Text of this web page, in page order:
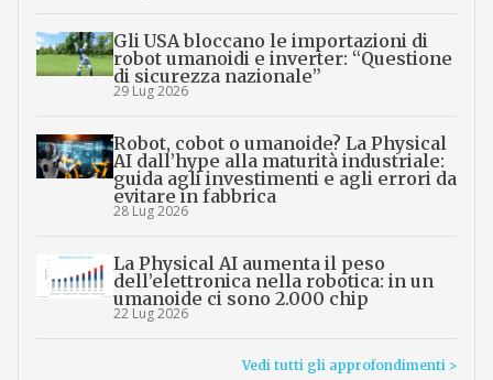
Gli USA bloccano le importazioni di
robot umanoidi e inverter: “Questione
di sicurezza nazionale”
29 Lug 2026
Robot, cobot o umanoide? La Physical
AI dall’hype alla maturità industriale:
guida agli investimenti e agli errori da
evitare in fabbrica
28 Lug 2026
La Physical AI aumenta il peso
dell’elettronica nella robotica: in un
umanoide ci sono 2.000 chip
22 Lug 2026
Vedi tutti gli approfondimenti >